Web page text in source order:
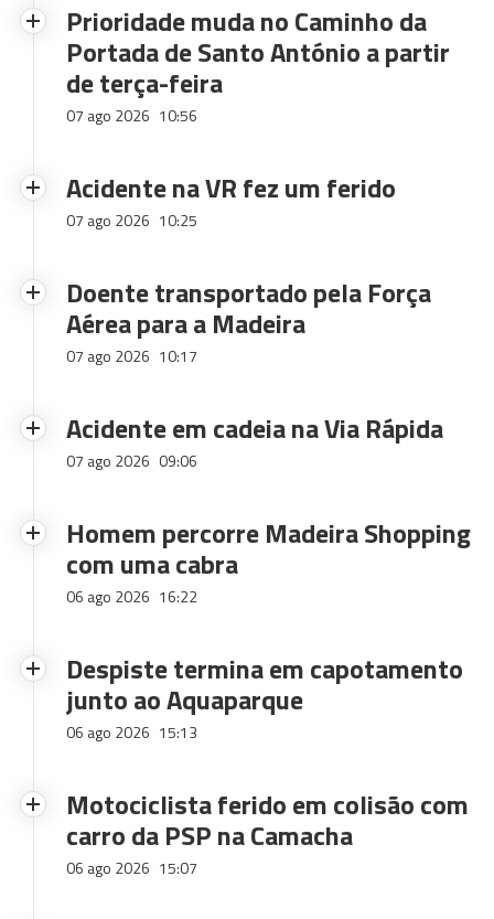
Prioridade muda no Caminho da
Portada de Santo António a partir
de terça-feira
07 ago 2026 10:56
Acidente na VR fez um ferido
07 ago 2026 10:25
Doente transportado pela Força
Aérea para a Madeira
07 ago 2026 10:17
Acidente em cadeia na Via Rápida
07 ago 2026 09:06
Homem percorre Madeira Shopping
com uma cabra
06 ago 2026 16:22
Despiste termina em capotamento
junto ao Aquaparque
06 ago 2026 15:13
Motociclista ferido em colisão com
carro da PSP na Camacha
06 ago 2026 15:07